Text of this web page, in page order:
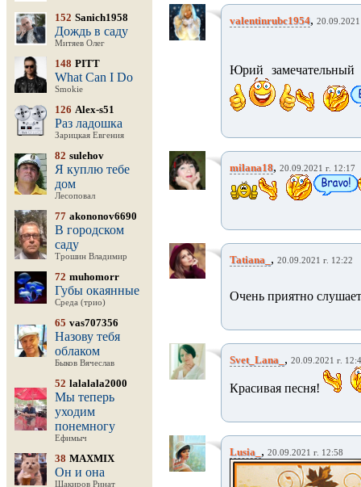
152 Sanich1958
Дождь в саду
Митяев Олег
148 PITT
What Can I Do
Smokie
126 Alex-s51
Раз ладошка
Зарицкая Евгения
82 sulehov
Я куплю тебе
дом
Лесоповал
77 akononov6690
В городском
саду
Трошин Владимир
72 muhomorr
Губы окаянные
Среда (трио)
65 vas707356
Назову тебя
облаком
Быков Вячеслав
52 lalalala2000
Мы теперь
уходим
понемногу
Ефимыч
38 MAXMIX
Он и она
Шакиров Ринат
valentinrubc1954,
Юрий замечательный
milana18, 20.09.2021 г. 12:17
Tatiana_ , 20.09.2021 г. 12:22
Очень приятно
Svet_Lana_ , 20.09.2021 г.
Красивая песня!
Lusia_ , 20.09.2021 г. 12:58